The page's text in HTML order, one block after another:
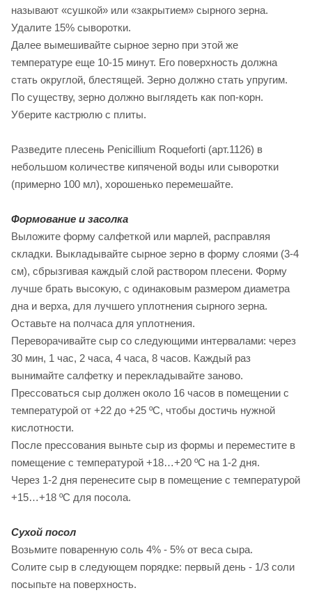
называют «сушкой» или «закрытием» сырного зерна.
Удалите 15% сыворотки.
Далее вымешивайте сырное зерно при этой же
температуре еще 10-15 минут. Его поверхность должна
стать округлой, блестящей. Зерно должно стать упругим.
По существу, зерно должно выглядеть как поп-корн.
Уберите кастрюлю с плиты.
Разведите плесень Penicillium Roqueforti (арт.1126) в
небольшом количестве кипяченой воды или сыворотки
(примерно 100 мл), хорошенько перемешайте.
Формование и засолка
Выложите форму салфеткой или марлей, расправляя
складки. Выкладывайте сырное зерно в форму слоями (3-4
см), сбрызгивая каждый слой раствором плесени. Форму
лучше брать высокую, с одинаковым размером диаметра
дна и верха, для лучшего уплотнения сырного зерна.
Оставьте на полчаса для уплотнения.
Переворачивайте сыр со следующими интервалами: через
30 мин, 1 час, 2 часа, 4 часа, 8 часов. Каждый раз
вынимайте салфетку и перекладывайте заново.
Прессоваться сыр должен около 16 часов в помещении с
температурой от +22 до +25 ºС, чтобы достичь нужной
кислотности.
После прессования выньте сыр из формы и переместите в
помещение с температурой +18…+20 ºС на 1-2 дня.
Через 1-2 дня перенесите сыр в помещение с температурой
+15…+18 ºС для посола.
Сухой посол
Возьмите поваренную соль 4% - 5% от веса сыра.
Солите сыр в следующем порядке: первый день - 1/3 соли
посыпьте на поверхность.